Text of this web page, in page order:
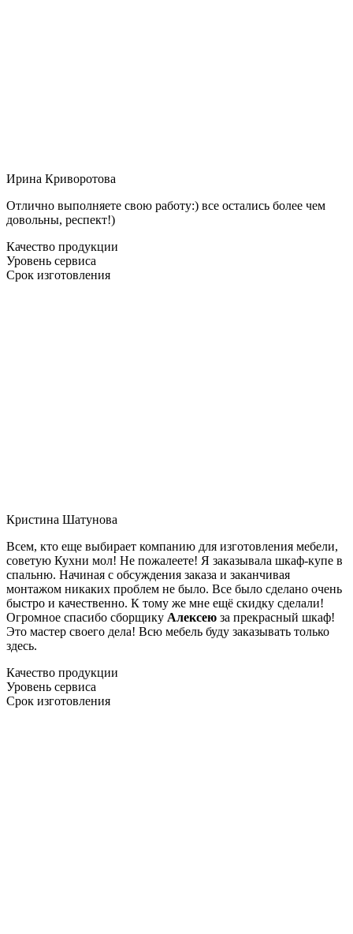
Ирина Криворотова
Отлично выполняете свою работу:) все остались более чем
довольны, респект!)
Качество продукции
Уровень сервиса
Срок изготовления
Кристина Шатунова
Всем, кто еще выбирает компанию для изготовления мебели,
советую Кухни мол! Не пожалеете! Я заказывала шкаф-купе в
спальню. Начиная с обсуждения заказа и заканчивая
монтажом никаких проблем не было. Все было сделано очень
быстро и качественно. К тому же мне ещё скидку сделали!
Огромное спасибо сборщику Алексею за прекрасный шкаф!
Это мастер своего дела! Всю мебель буду заказывать только
здесь.
Качество продукции
Уровень сервиса
Срок изготовления